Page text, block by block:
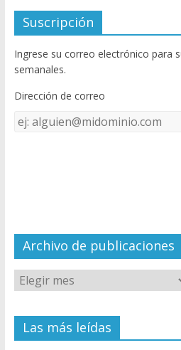
e
b
o
o
k
itt
er
u
T
u
e
C
el
Suscripción
Ingrese su correo electrónico para
semanales.
Dirección de correo
Dirección
de
Archivo de publicaciones
Las más leídas